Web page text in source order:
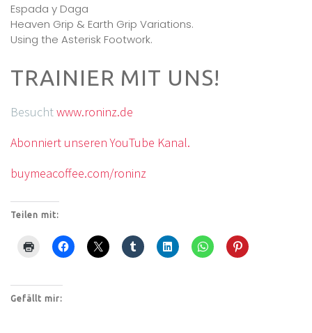
Espada y Daga
Heaven Grip & Earth Grip Variations.
Using the Asterisk Footwork.
TRAINIER MIT UNS!
Besuchtwww.roninz.de
Abonniert unseren YouTube Kanal.
buymeacoffee.com/roninz
Teilen mit:
Gefällt mir: